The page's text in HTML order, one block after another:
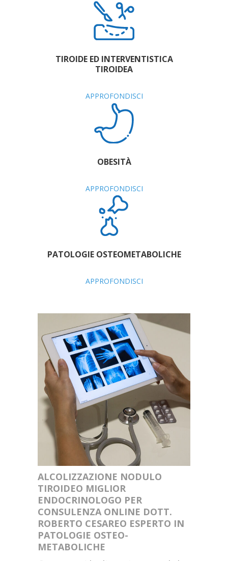
TIROIDE ED INTERVENTISTICA
TIROIDEA
APPROFONDISCI
OBESITÀ
APPROFONDISCI
PATOLOGIE OSTEOMETABOLICHE
APPROFONDISCI
ALCOLIZZAZIONE NODULO
TIROIDEO MIGLIOR
ENDOCRINOLOGO PER
CONSULENZA ONLINE DOTT.
ROBERTO CESAREO ESPERTO IN
PATOLOGIE OSTEO-
METABOLICHE